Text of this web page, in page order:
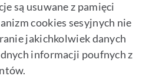
są usuwane z pamięci
cookies sesyjnych nie
jakichkolwiek danych
informacji poufnych z